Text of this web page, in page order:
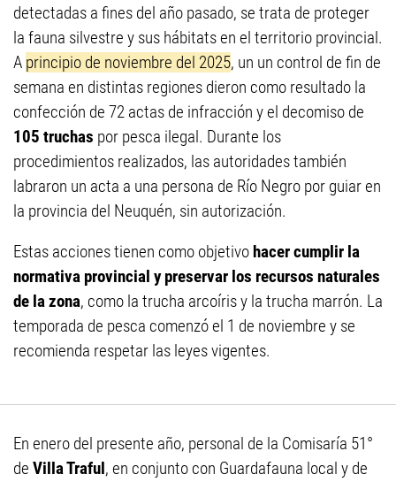
detectadas a fines del año pasado, se trata de proteger
la fauna silvestre y sus hábitats en el territorio provincial.
A principio de noviembre del 2025, un un control de fin de
semana en distintas regiones dieron como resultado la
confección de 72 actas de infracción y el decomiso de
105 truchas por pesca ilegal. Durante los
procedimientos realizados, las autoridades también
labraron un acta a una persona de Río Negro por guiar en
la provincia del Neuquén, sin autorización.
Estas acciones tienen como objetivohacer cumplir la
normativa provincial y preservar los recursos naturales
de la zona, como la trucha arcoíris y la trucha marrón. La
temporada de pesca comenzó el 1 de noviembre y se
recomienda respetar las leyes vigentes.
En enero del presente año, personal de la Comisaría 51°
de Villa Traful, en conjunto con Guardafauna local y de